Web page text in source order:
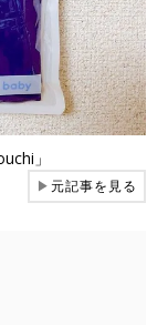
」
▶元記事を見る